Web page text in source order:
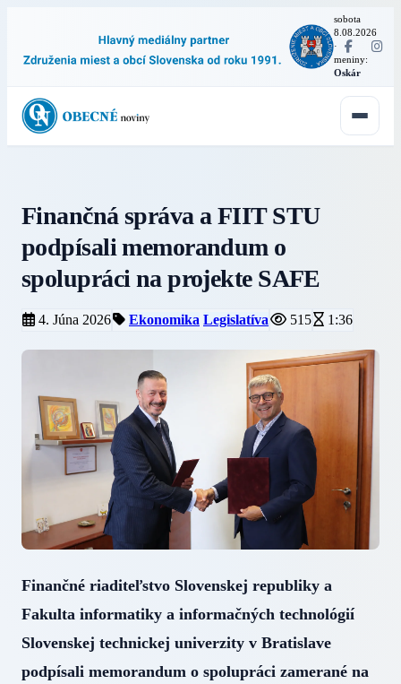
sobota
8.08.2026
·
meniny:
Oskár
Finančná správa a FIIT STU
podpísali memorandum o
spolupráci na projekte SAFE
4. Júna 2026 Ekonomika Legislatíva 515 1:36
Finančné riaditeľstvo Slovenskej republiky a
Fakulta informatiky a informačných technológií
Slovenskej technickej univerzity v Bratislave
podpísali memorandum o spolupráci zamerané na